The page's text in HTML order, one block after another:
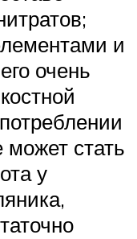
и
очень
стать
у